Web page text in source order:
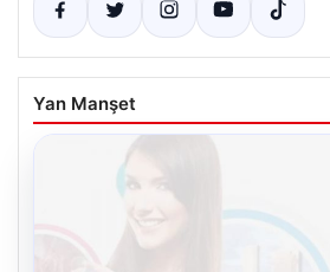
Yan Manşet